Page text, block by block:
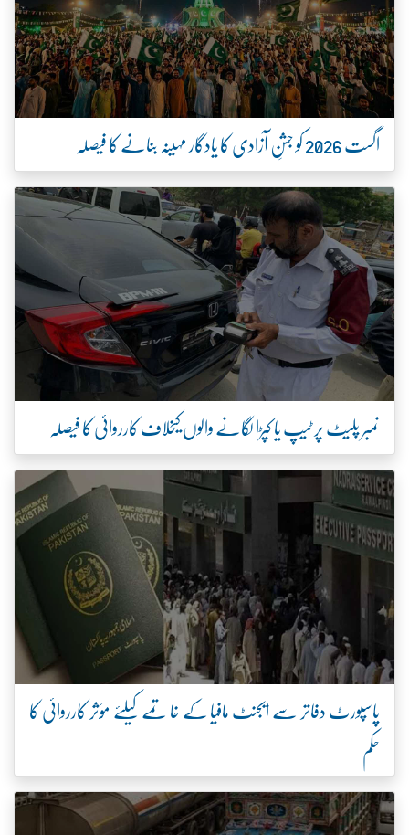
اگست 2026 کو جشنِ آزادی کا یادگار مہینہ بنانے کا فیصلہ
نمبر پلیٹ پر ٹیپ یا کپڑا لگانے والوں کیخلاف کارروائی کا فیصلہ
پاسپورٹ دفاتر سے ایجنٹ مافیا کے خاتمے کیلئے مؤثر کارروائی کا
حکم